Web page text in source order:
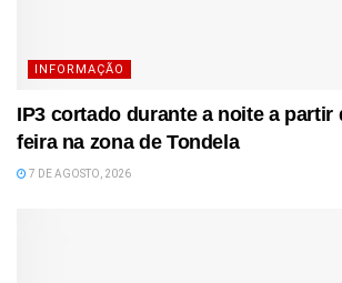
INFORMAÇÃO
IP3 cortado durante a noite a partir
feira na zona de Tondela
7 DE AGOSTO, 2026